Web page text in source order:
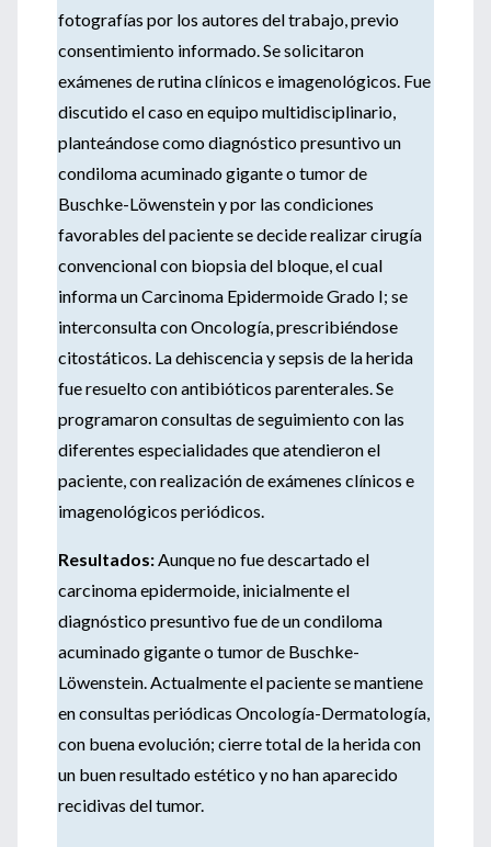
fotografías por los autores del trabajo, previo
consentimiento informado. Se solicitaron
exámenes de rutina clínicos e imagenológicos. Fue
discutido el caso en equipo multidisciplinario,
planteándose como diagnóstico presuntivo un
condiloma acuminado gigante o tumor de
Buschke-Löwenstein y por las condiciones
favorables del paciente se decide realizar cirugía
convencional con biopsia del bloque, el cual
informa un Carcinoma Epidermoide Grado I; se
interconsulta con Oncología, prescribiéndose
citostáticos. La dehiscencia y sepsis de la herida
fue resuelto con antibióticos parenterales. Se
programaron consultas de seguimiento con las
diferentes especialidades que atendieron el
paciente, con realización de exámenes clínicos e
imagenológicos periódicos.
Resultados:Aunque no fue descartado el
carcinoma epidermoide, inicialmente el
diagnóstico presuntivo fue de un condiloma
acuminado gigante o tumor de Buschke-
Löwenstein. Actualmente el paciente se mantiene
en consultas periódicas Oncología-Dermatología,
con buena evolución; cierre total de la herida con
un buen resultado estético y no han aparecido
recidivas del tumor.